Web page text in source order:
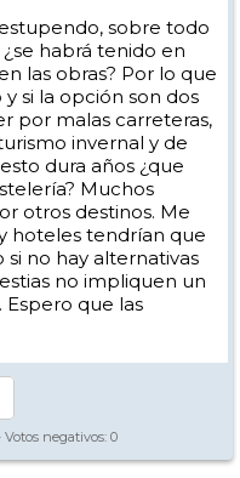
sobre todo
habrá tenido en
las obras? Por lo que
si la opción son dos
por malas carreteras,
invernal y de
dura años ¿que
Muchos
otros destinos. Me
hoteles tendrían que
si no hay alternativas
no impliquen un
que las
Votos negativos: 0